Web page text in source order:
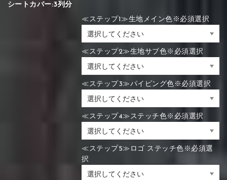
シートカバー:3列分
≪ステップ1≫生地メイン色※必須選択
≪ステップ2≫生地サブ色※必須選択
≪ステップ3≫パイピング色※必須選択
≪ステップ4≫ステッチ色※必須選択
≪ステップ5≫ロゴ ステッチ色※必須選
択